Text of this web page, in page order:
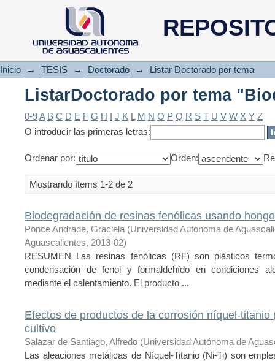
ListarDoctorado por tema
Inicio → TESIS → Doctorado → Listar Doctorado por tema
ListarDoctorado por tema
0-9A B C D E F G H I J K L M N O P Q R S T U V W X Y Z
O introducir las primeras letras:
Ordenar por: Orden:
Mostrando ítems 1-2 de 2
Biodegradación de resinas fenólicas usando
Ponce Andrade, Graciela (Universidad Autónoma de
Aguascalientes, 2013-02)
RESUMEN Las resinas fenólicas (RF) son plásticos
condensación de fenol y formaldehído en condiciones
mediante el calentamiento. El producto ...
Efectos de productos de la corrosión níquel-
cultivo
Salazar de Santiago, Alfredo (Universidad Autónoma de
Las aleaciones metálicas de Níquel-Titanio (Ni-Ti) son